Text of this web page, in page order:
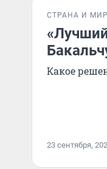
СТРАНА И МИР
Какое
23 сентября,